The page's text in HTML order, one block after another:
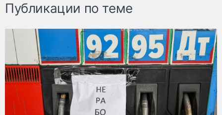
Публикации по теме